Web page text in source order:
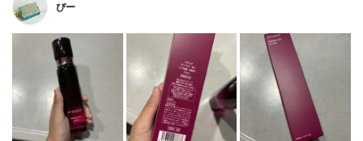
ぴー